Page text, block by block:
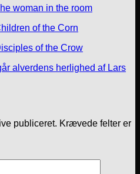
woman in the room
of the Corn
of the Crow
alverdens herlighed af Lars
publiceret. Krævede felter er